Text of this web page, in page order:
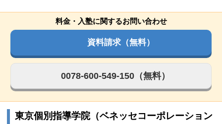
料金・入塾に関するお問い合わせ
資料請求（無料）
0078-600-549-150（無料）
東京個別指導学院（ベネッセコーポレーション